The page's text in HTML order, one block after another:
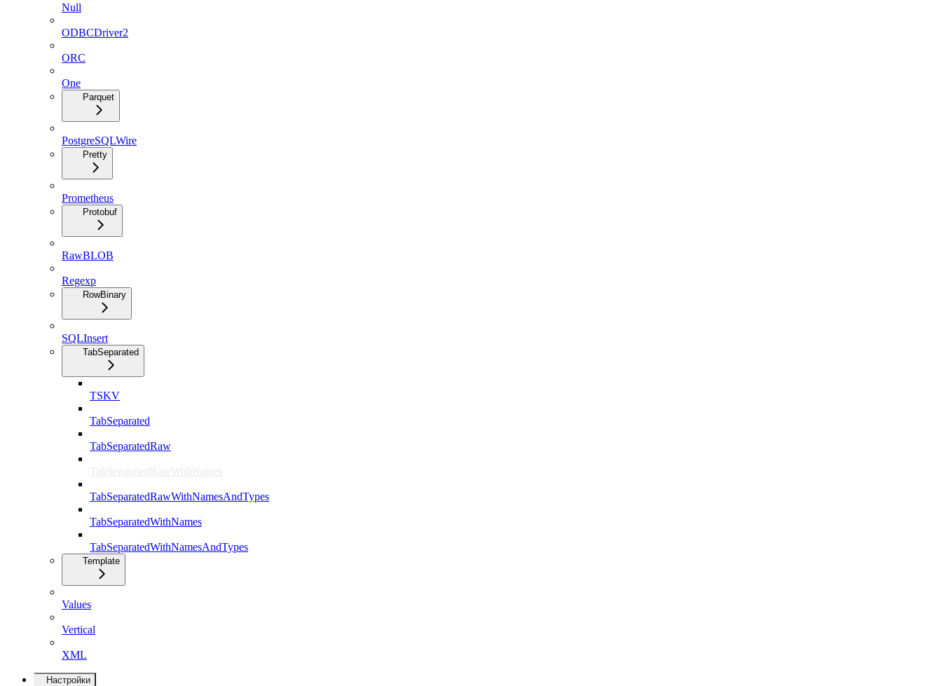
Null
ODBCDriver2
ORC
One
Parquet
PostgreSQLWire
Pretty
Prometheus
Protobuf
RawBLOB
Regexp
RowBinary
SQLInsert
TabSeparated
TSKV
TabSeparated
TabSeparatedRaw
TabSeparatedRawWithNames
TabSeparatedRawWithNamesAndTypes
TabSeparatedWithNames
TabSeparatedWithNamesAndTypes
Template
Values
Vertical
XML
Настройки